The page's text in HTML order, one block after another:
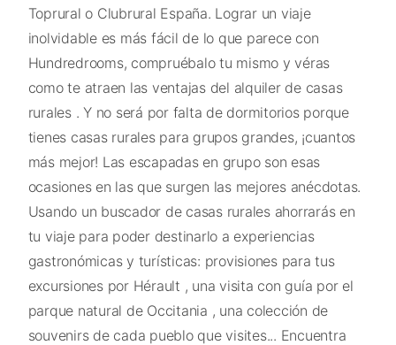
Toprural o Clubrural España. Lograr un viaje
inolvidable es más fácil de lo que parece con
Hundredrooms, compruébalo tu mismo y véras
como te atraen las ventajas del alquiler de casas
rurales . Y no será por falta de dormitorios porque
tienes casas rurales para grupos grandes, ¡cuantos
más mejor! Las escapadas en grupo son esas
ocasiones en las que surgen las mejores anécdotas.
Usando un buscador de casas rurales ahorrarás en
tu viaje para poder destinarlo a experiencias
gastronómicas y turísticas: provisiones para tus
excursiones por Hérault , una visita con guía por el
parque natural de Occitania , una colección de
souvenirs de cada pueblo que visites... Encuentra